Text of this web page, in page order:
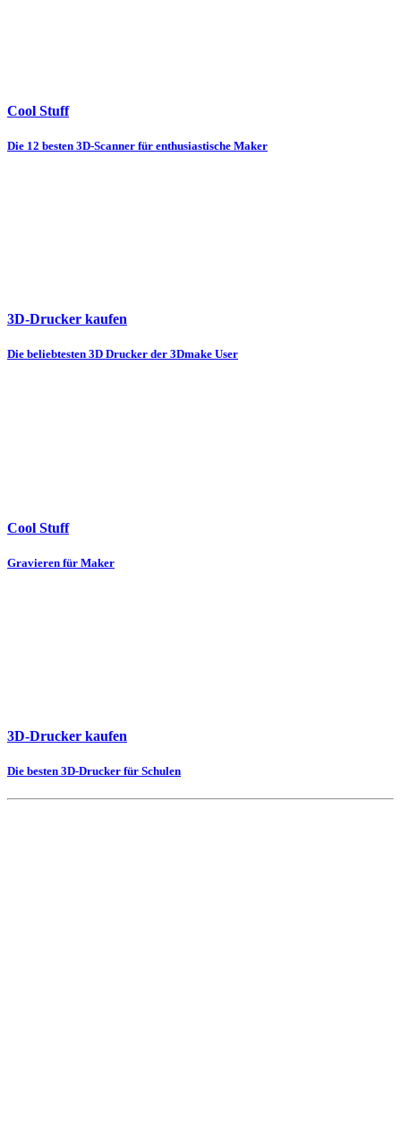
Cool Stuff
Die 12 besten 3D-Scanner für enthusiastische Maker
3D-Drucker kaufen
Die beliebtesten 3D Drucker der 3Dmake User
Cool Stuff
Gravieren für Maker
3D-Drucker kaufen
Die besten 3D-Drucker für Schulen